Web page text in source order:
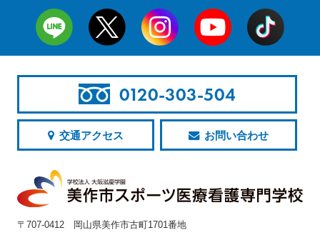
0120-303-504
交通アクセス お問い合わせ
〒707-0412 岡山県美作市古町1701番地